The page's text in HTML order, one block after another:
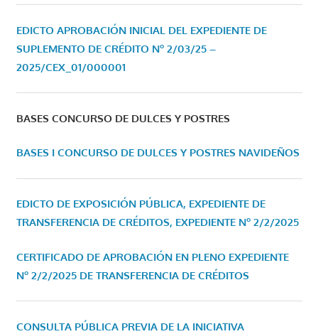
EDICTO APROBACIÓN INICIAL DEL EXPEDIENTE DE
SUPLEMENTO DE CRÉDITO Nº 2/03/25 –
2025/CEX_01/000001
BASES CONCURSO DE DULCES Y POSTRES
BASES I CONCURSO DE DULCES Y POSTRES NAVIDEÑOS
EDICTO DE EXPOSICIÓN PÚBLICA, EXPEDIENTE DE
TRANSFERENCIA DE CRÉDITOS, EXPEDIENTE Nº 2/2/2025
CERTIFICADO DE APROBACIÓN EN PLENO EXPEDIENTE
Nº 2/2/2025 DE TRANSFERENCIA DE CRÉDITOS
CONSULTA PÚBLICA PREVIA DE LA INICIATIVA